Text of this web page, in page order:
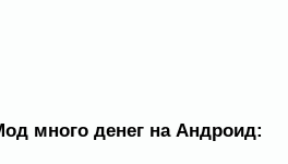
много денег на Андроид: